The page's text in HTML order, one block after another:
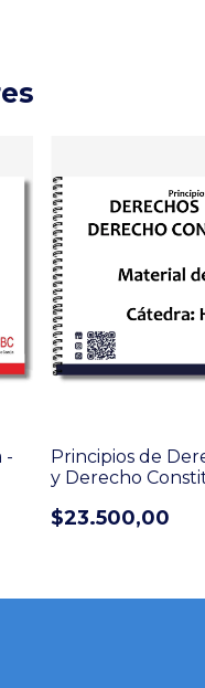
-
Principios de
y Derecho
$23.500,00